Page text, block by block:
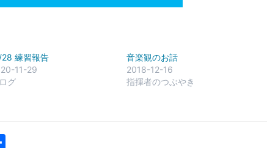
28 練習報告
11-29
グ
音楽観のお話
2018-12-16
指揮者のつぶやき